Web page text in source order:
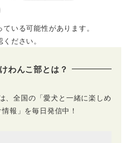
いる可能性があります。
ださい。
わんこ部とは？
、全国の「愛犬と一緒に楽しめ
報」を毎日発信中！